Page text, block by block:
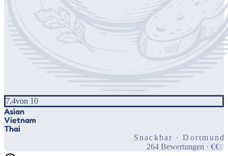
7,4von 10
Asian
Vietnam
Thai
Snackbar · Dortmund
264 Bewertungen ·€€€